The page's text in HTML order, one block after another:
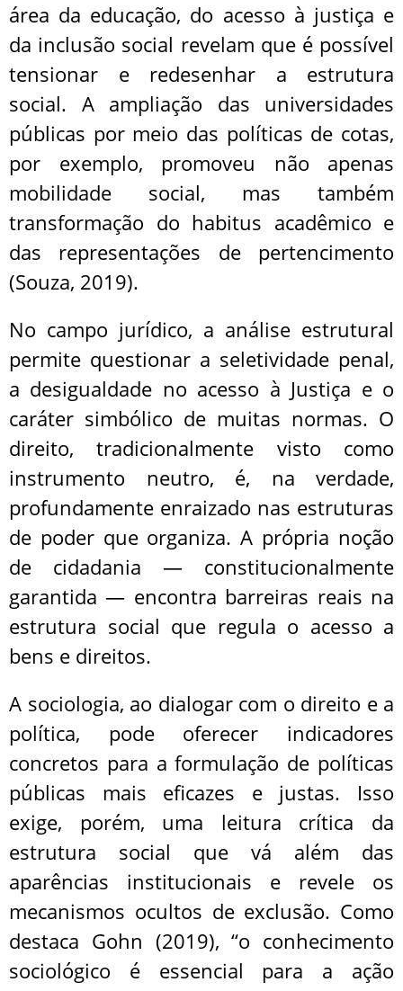
área da educação, do acesso à justiça e
da inclusão social revelam que é possível
tensionar e redesenhar a estrutura
social. A ampliação das universidades
públicas por meio das políticas de cotas,
por exemplo, promoveu não apenas
mobilidade social, mas também
transformação do habitus acadêmico e
das representações de pertencimento
(Souza, 2019).
No campo jurídico, a análise estrutural
permite questionar a seletividade penal,
a desigualdade no acesso à Justiça e o
caráter simbólico de muitas normas. O
direito, tradicionalmente visto como
instrumento neutro, é, na verdade,
profundamente enraizado nas estruturas
de poder que organiza. A própria noção
de cidadania — constitucionalmente
garantida — encontra barreiras reais na
estrutura social que regula o acesso a
bens e direitos.
A sociologia, ao dialogar com o direito e a
política, pode oferecer indicadores
concretos para a formulação de políticas
públicas mais eficazes e justas. Isso
exige, porém, uma leitura crítica da
estrutura social que vá além das
aparências institucionais e revele os
mecanismos ocultos de exclusão. Como
destaca Gohn (2019), “o conhecimento
sociológico é essencial para a ação